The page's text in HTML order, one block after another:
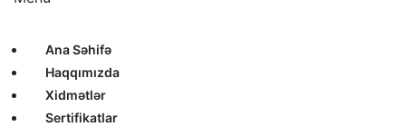
Ana Səhifə
Haqqımızda
Xidmətlər
Sertifikatlar